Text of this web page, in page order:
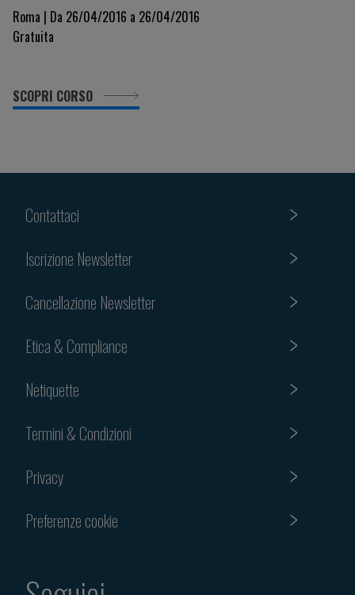
la Salute della Donna indetta dal Ministero
della Salute
Roma | Da 26/04/2016 a 26/04/2016
Gratuita
SCOPRI CORSO
Contattaci
Iscrizione Newsletter
Cancellazione Newsletter
Etica & Compliance
Netiquette
Termini & Condizioni
Privacy
Preferenze cookie